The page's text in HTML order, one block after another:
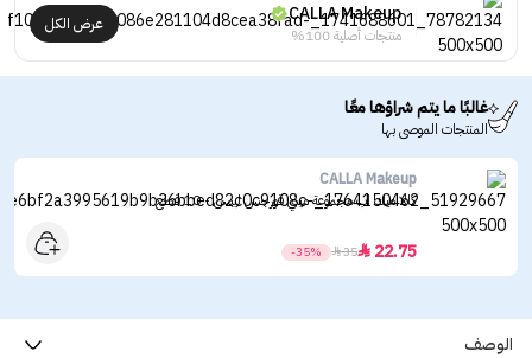
CALLA Makeup
منتجات أصلية 100%
عرض الكل
غالبًا ما يتم شراؤها معًا
المنتجات الموصى بها
CALLA Makeup
كالا ميك اب مجموعة ميني قورجس ليبس - 10 قطع
22.75

35

-35%
الوصف